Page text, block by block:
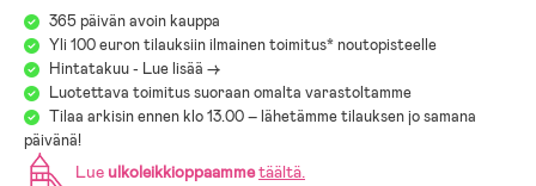
365 päivän avoin kauppa
Yli 100 euron tilauksiin ilmainen toimitus* noutopisteelle
Hintatakuu - Lue lisää ->
Luotettava toimitus suoraan omalta varastoltamme
Tilaa arkisin ennen klo 13.00 – lähetämme tilauksen jo samana
päivänä!
Lue ulkoleikkioppaammetäältä.